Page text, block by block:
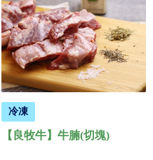
冷凍
【良牧牛】牛腩(切塊)